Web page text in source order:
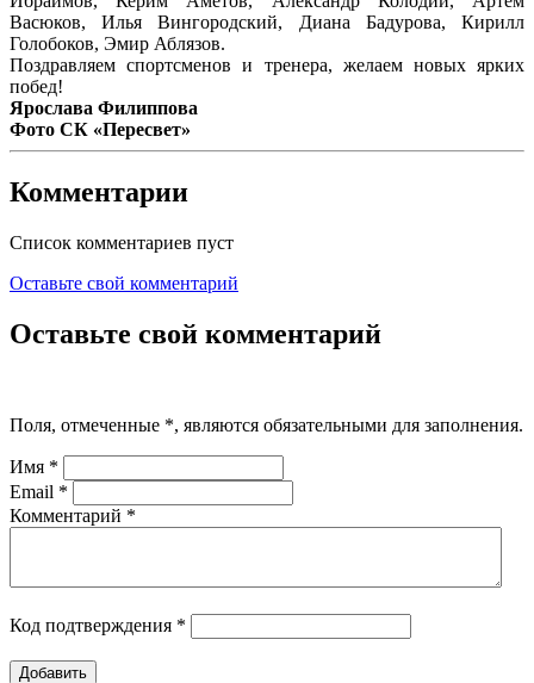
Васюков, Илья Вингородский, Диана Бадурова, Кирилл
Голобоков, Эмир Аблязов.
Поздравляем спортсменов и тренера, желаем новых ярких
побед!
Ярослава Филиппова
Фото СК «Пересвет»
Комментарии
Список комментариев пуст
Оставьте свой комментарий
Оставьте свой комментарий
Поля, отмеченные *, являются обязательными для заполнения.
Имя *
Email *
Комментарий *
Код подтверждения *